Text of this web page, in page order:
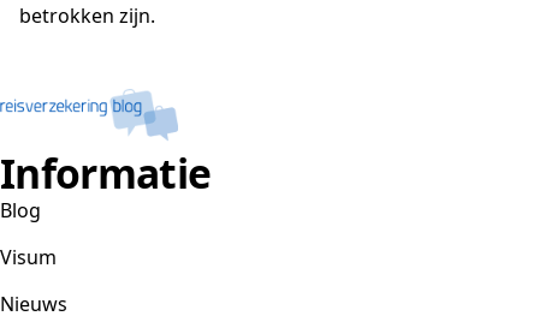
betrokken zijn.
Informatie
Blog
Visum
Nieuws